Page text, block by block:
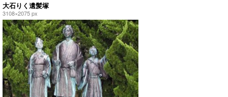
大石りく遺髪塚
3108×2075 px